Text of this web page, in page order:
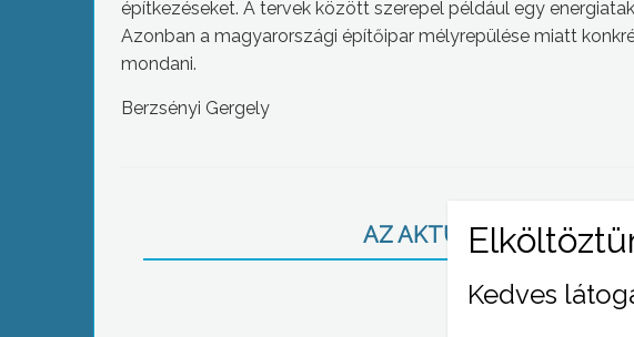
építkezéseket. A tervek között szerepel például egy
Azonban a magyarországi építőipar mélyrepülése miatt
mondani.
Berzsényi Gergely
AZ AKTUÁLIS NAPI HÍREI
Kedves